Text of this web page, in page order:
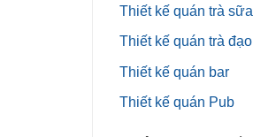
Thiết kế quán trà sữa
Thiết kế quán trà đạo
Thiết kế quán bar
Thiết kế quán Pub